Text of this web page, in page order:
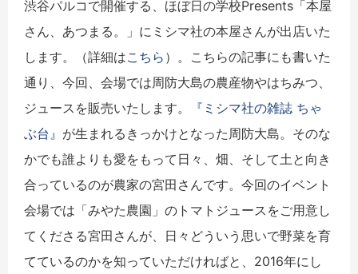
渋谷パルコで開催する、ほぼ日の学校Presents「本屋
さん、あつまる。」にミシマ社の本屋さんが出店いた
します。（詳細はこちら ）。こちらの記事にも書いた
通り、今回、会場では周防大島の農産物やはちみつ、
ジュースを販売いたします。
『ミシマ社の雑誌 ちゃ
ぶ台』 が生まれるきっかけとなった周防大島。そのな
かでも誰よりも愛をもって日々、畑、そして土と向き
合っているのが農家の宮田さんです。今回のイベント
会場では「みやた農園」のトマトジュースをご用意し
てくださる宮田さんが、日々どういう思いで野菜を育
てているのかを知っていただければと、2016年にし